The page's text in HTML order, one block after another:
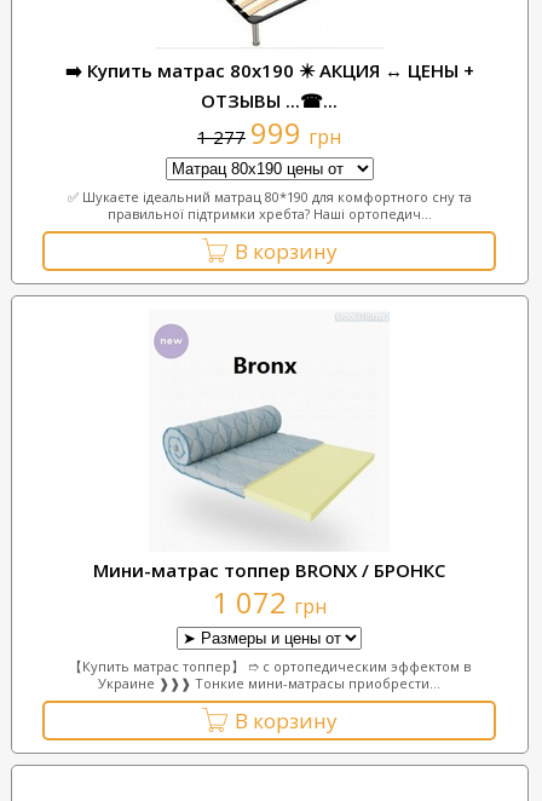
➡️ Купить матрас 80x190 ✴️ АКЦИЯ ↔ ЦЕНЫ +
ОТЗЫВЫ ...☎...
1 277 999 грн
✅ Шукаєте ідеальний матрац 80*190 для комфортного сну та
правильної підтримки хребта? Наші ортопедич...
В корзину
Мини-матрас топпер BRONX / БРОНКС
1 072 грн
【Купить матрас топпер】 ➱ с ортопедическим эффектом в
Украине ❱❱❱ Тонкие мини-матрасы приобрести...
В корзину